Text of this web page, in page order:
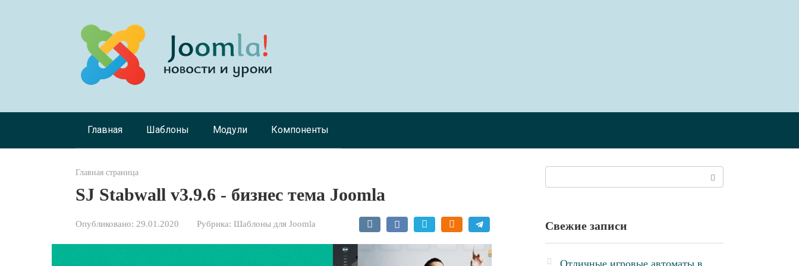
Главная Шаблоны Модули Компоненты
Главная страница
SJ Stabwall v3.9.6 - бизнес тема Joomla
Опубликовано: 29.01.2020 Рубрика: Шаблоны для Joomla Свежие записи
Отличные игровые автоматы в